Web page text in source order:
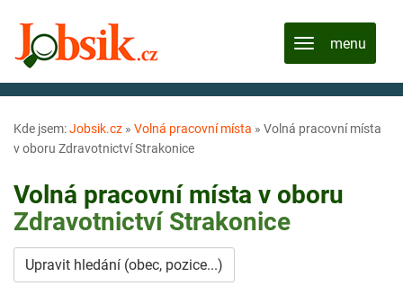
Kde jsem:Jobsik.cz » Volná pracovní místa » Volná pracovní místa
v oboru Zdravotnictví Strakonice
Volná pracovní místa v oboru
Zdravotnictví Strakonice
Upravit hledání (obec, pozice...)